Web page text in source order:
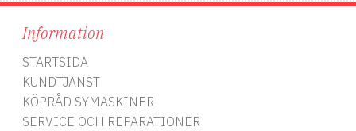
Information
STARTSIDA
KUNDTJÄNST
KÖPRÅD SYMASKINER
SERVICE OCH REPARATIONER